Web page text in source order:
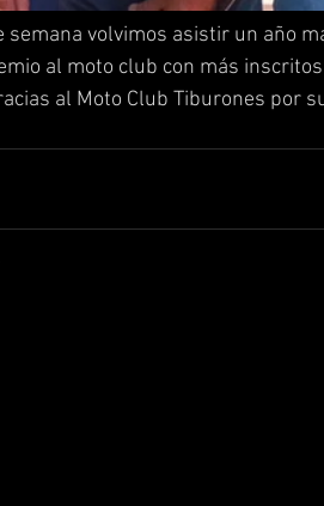
semana volvimos asistir un año
al moto club con más
al Moto Club Tiburones por